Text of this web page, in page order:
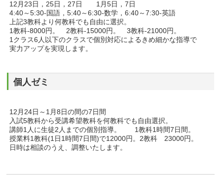
12月23日，25日，27日 1月5日，7日
4:40～5:30‐国語，5:40～6:30‐数学，6:40～7:30‐英語
上記3教科より何教科でも自由に選択。
1教科‐8000円。 2教科‐15000円。 3教科‐21000円。
1クラス6人以下のクラスで個別対応によるきめ細かな指導で
実力アップを実現します。
個人ゼミ
12月24日～1月8日の間の7日間
入試5教科から受講希望教科を何教科でも自由選択。
講師1人に生徒2人までの個別指導。 1教科1時間7日間。
授業料1教科(1日1時間7日間)で12000円。2教科 23000円。
日時は相談のうえ、調整いたします。